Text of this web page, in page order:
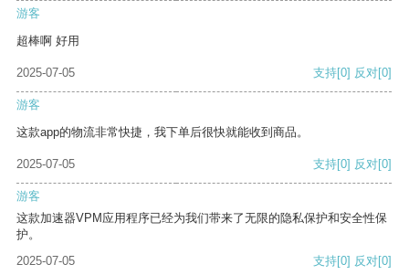
游客
超棒啊 好用
2025-07-05 支持[0] 反对[0]
游客
这款app的物流非常快捷，我下单后很快就能收到商品。
2025-07-05 支持[0] 反对[0]
游客
这款加速器VPM应用程序已经为我们带来了无限的隐私保护和安全性保
护。
2025-07-05
支持[0] 反对[0]